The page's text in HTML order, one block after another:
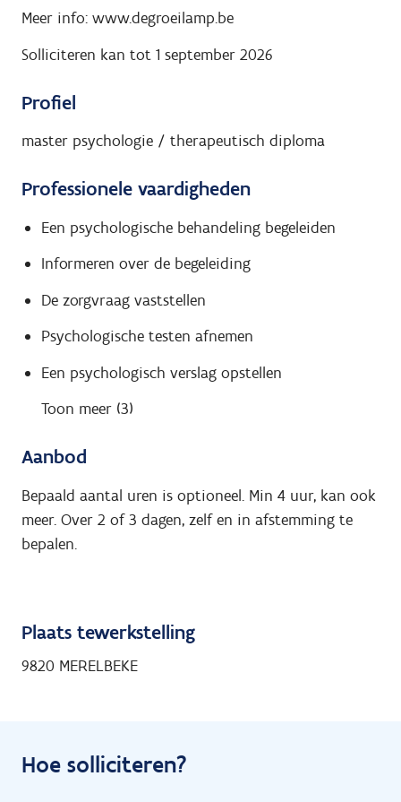
Meer info: www.degroeilamp.be
Solliciteren kan tot 1 september 2026
Profiel
master psychologie / therapeutisch diploma
Professionele vaardigheden
Een psychologische behandeling begeleiden
Informeren over de begeleiding
De zorgvraag vaststellen
Psychologische testen afnemen
Een psychologisch verslag opstellen
Toon meer (3)
Aanbod
Bepaald aantal uren is optioneel. Min 4 uur, kan ook
meer. Over 2 of 3 dagen, zelf en in afstemming te
bepalen.
Plaats tewerkstelling
9820 MERELBEKE
Hoe solliciteren?